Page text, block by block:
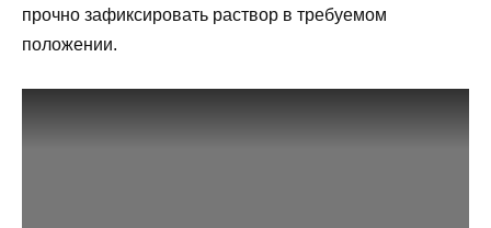
прочно зафиксировать раствор в требуемом
положении.